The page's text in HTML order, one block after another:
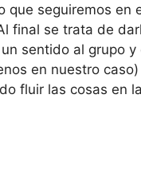
que seguiremos en
final se trata de
sentido al grupo y
en nuestro
fluir las cosas en